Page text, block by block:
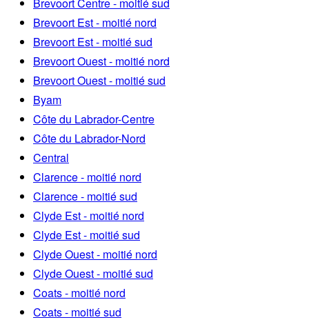
Brevoort Centre - moitié sud
Brevoort Est - moitié nord
Brevoort Est - moitié sud
Brevoort Ouest - moitié nord
Brevoort Ouest - moitié sud
Byam
Côte du Labrador-Centre
Côte du Labrador-Nord
Central
Clarence - moitié nord
Clarence - moitié sud
Clyde Est - moitié nord
Clyde Est - moitié sud
Clyde Ouest - moitié nord
Clyde Ouest - moitié sud
Coats - moitié nord
Coats - moitié sud